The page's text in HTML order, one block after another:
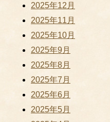
2025年12月
2025年11月
2025年10月
2025年9月
2025年8月
2025年7月
2025年6月
2025年5月